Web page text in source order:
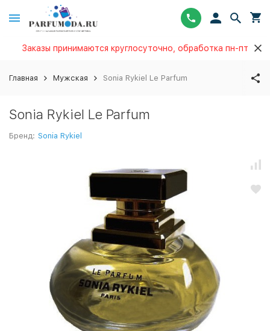
Заказы принимаются круглосуточно, обработка пн-пт
Главная Мужская Sonia Rykiel Le Parfum
Sonia Rykiel Le Parfum
Бренд: Sonia Rykiel